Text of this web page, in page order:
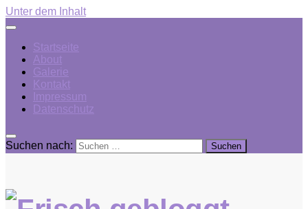
Unter dem Inhalt
Startseite
About
Galerie
Kontakt
Impressum
Datenschutz
Suchen nach: